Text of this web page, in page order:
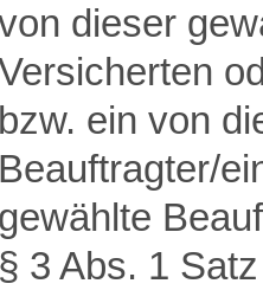
dieser
bzw. ein von
Beauftragter/
gewählte
§ 3 Abs. 1